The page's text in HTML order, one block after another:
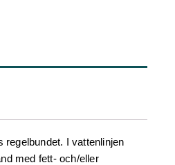
regelbundet. I vattenlinjen
med fett- och/eller